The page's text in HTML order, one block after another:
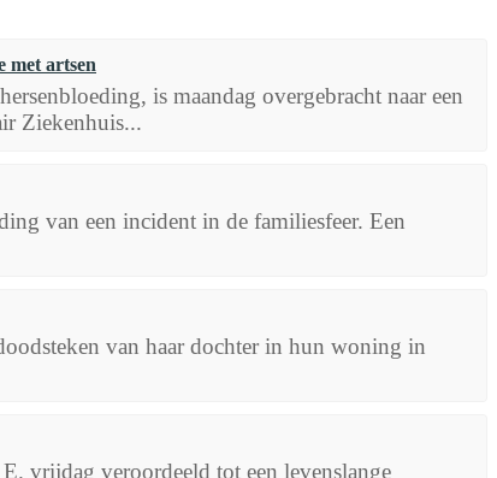
met artsen
is maandag overgebracht naar een
Ziekenhuis...
van een incident in de familiesfeer. Een
van haar dochter in hun woning in
vrijdag veroordeeld tot een levenslange